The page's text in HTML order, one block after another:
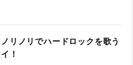
リノリでハードロックを歌う
！